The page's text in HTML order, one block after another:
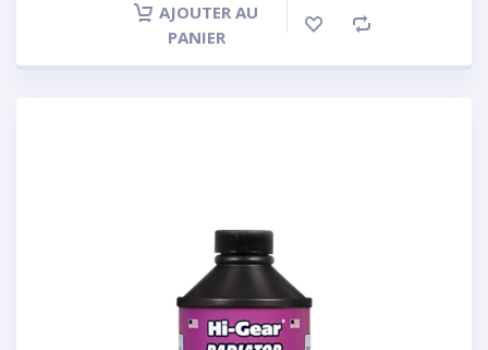
AJOUTER AU
PANIER